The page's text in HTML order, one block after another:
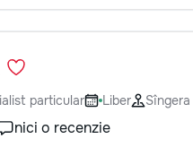
particular Liber Sîngera
nici o recenzie